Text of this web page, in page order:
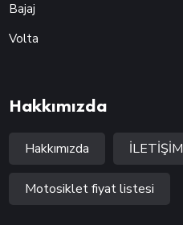
Bajaj
Volta
Hakkımızda
Hakkımızda İLETİŞİM
Motosiklet fiyat listesi